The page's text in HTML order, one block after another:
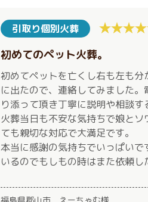
引取り個別火葬
初めてのペット火葬。
初めてペットを亡くし右も左も
に出たので、連絡してみました
り添って頂き丁寧に説明や相談す
火葬当日も不安な気持ちで娘と
ても親切な対応で大満足です。
本当に感謝の気持ちでいっぱい
いるのでもしもの時はまた依頼し